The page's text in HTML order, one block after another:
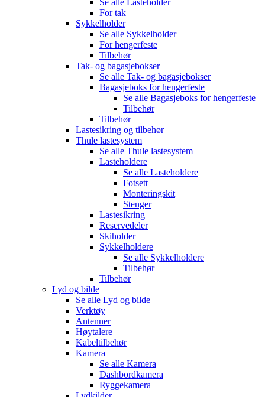
For tak
Sykkelholder
Se alle Sykkelholder
For hengerfeste
Tilbehør
Tak- og bagasjebokser
Se alle Tak- og bagasjebokser
Bagasjeboks for hengerfeste
Se alle Bagasjeboks for hengerfeste
Tilbehør
Tilbehør
Lastesikring og tilbehør
Thule lastesystem
Se alle Thule lastesystem
Lasteholdere
Se alle Lasteholdere
Fotsett
Monteringskit
Stenger
Lastesikring
Reservedeler
Skiholder
Sykkelholdere
Se alle Sykkelholdere
Tilbehør
Tilbehør
Lyd og bilde
Se alle Lyd og bilde
Verktøy
Antenner
Høytalere
Kabeltilbehør
Kamera
Se alle Kamera
Dashbordkamera
Ryggekamera